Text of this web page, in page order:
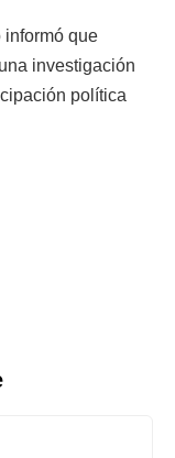
informó que
investigación
política